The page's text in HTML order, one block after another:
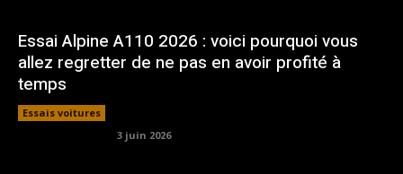
Essai Alpine A110 2026 : voici pourquoi vous
allez regretter de ne pas en avoir profité à
temps
Essais voitures
3 juin 2026